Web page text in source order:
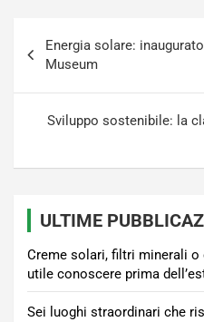
articoli
Energia solare:
Museum
Sviluppo sostenibile: la
ULTIME
Creme solari, filtri minerali
utile conoscere prima
Sei luoghi straordinari che